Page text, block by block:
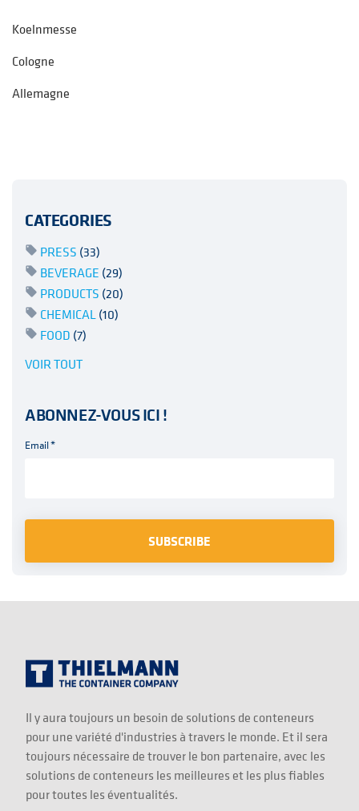
Koelnmesse
Cologne
Allemagne
CATEGORIES
PRESS (33)
BEVERAGE (29)
PRODUCTS (20)
CHEMICAL(10)
FOOD (7)
VOIR TOUT
ABONNEZ-VOUS ICI !
Email*
Il y aura toujours un besoin de solutions de conteneurs
pour une variété d'industries à travers le monde. Et il sera
toujours nécessaire de trouver le bon partenaire, avec les
solutions de conteneurs les meilleures et les plus fiables
pour toutes les éventualités.